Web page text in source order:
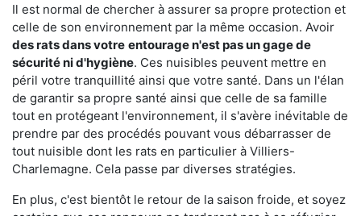
Il est normal de chercher à assurer sa propre protection et
celle de son environnement par la même occasion. Avoir
des rats dans votre entourage n'est pas un gage de
sécurité ni d'hygiène. Ces nuisibles peuvent mettre en
péril votre tranquillité ainsi que votre santé. Dans un l'élan
de garantir sa propre santé ainsi que celle de sa famille
tout en protégeant l'environnement, il s'avère inévitable de
prendre par des procédés pouvant vous débarrasser de
tout nuisible dont les rats en particulier à Villiers-
Charlemagne. Cela passe par diverses stratégies.
En plus, c'est bientôt le retour de la saison froide, et soyez